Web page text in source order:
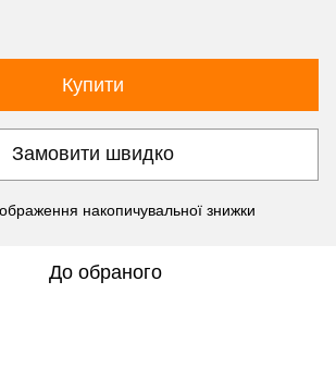
Купити
Замовити швидко
накопичувальної знижки
До обраного